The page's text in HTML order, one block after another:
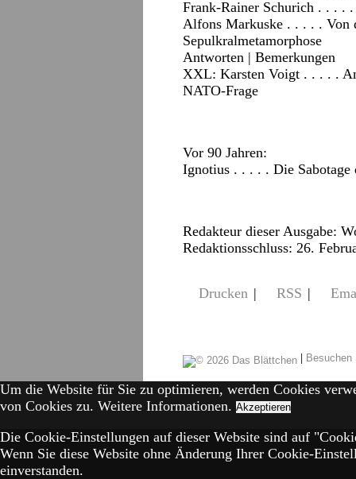
Frank-Rainer Schurich . . . .
Alfons Markuske . . . . . Von
Sepulkralmetamorphose
Antworten | Bemerkungen
XXL: Karsten Voigt . . . . .
NATO-Frage
Vor 90 Jahren:
Ignotius . . . . . Die Sabotage
Redakteur dieser Ausgabe:
Redaktionsschluss: 26.
Drucken | RSS |
|
Um die Website für Sie zu optimieren, werden Cookies
von Cookies zu. Weitere Informationen. Akzeptieren
Die Cookie-Einstellungen auf dieser Website sind auf
Wenn Sie diese Website ohne Änderung Ihrer Cookie-
einverstanden.